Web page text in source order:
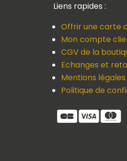
Liens rapides :
Offrir une carte
Mon compte
CGV de la
Echanges et
Mentions légales
Politique de